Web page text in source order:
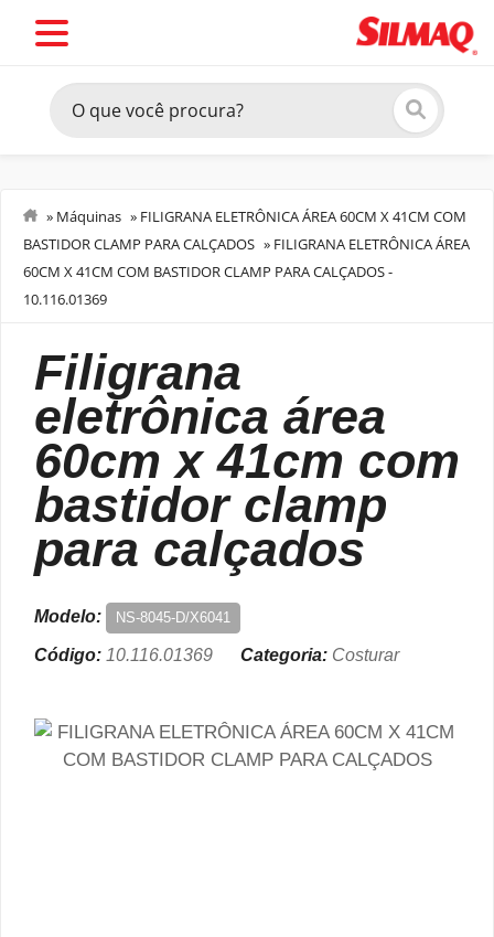
Costurar
» Máquinas » FILIGRANA ELETRÔNICA ÁREA 60CM X 41CM COM
BASTIDOR CLAMP PARA CALÇADOS » FILIGRANA ELETRÔNICA ÁREA
60CM X 41CM COM BASTIDOR CLAMP PARA CALÇADOS -
10.116.01369
filigrana
eletrônica área
60cm x 41cm com
bastidor clamp
para calçados
Modelo: NS-8045-D/X6041
Código: 10.116.01369 Categoria: Costurar